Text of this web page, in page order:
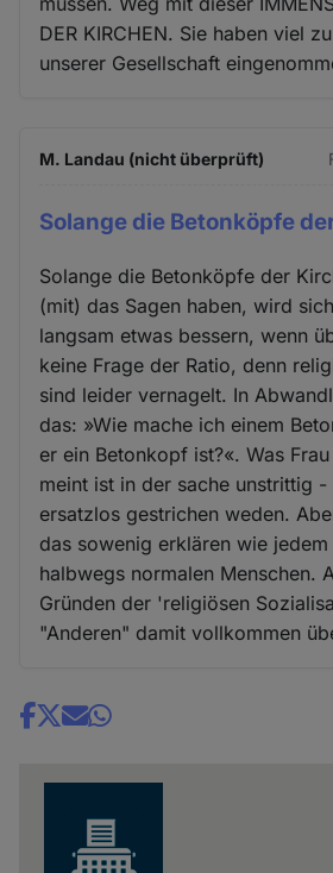
DER KIRCHEN. Sie haben viel
unserer Gesellschaft
M. Landau (nicht überprüft)
Solange die Betonköpfe
Solange die Betonköpfe der
(mit) das Sagen haben, wird
langsam etwas bessern, wenn
keine Frage der Ratio, denn
sind leider vernagelt. In
das: »Wie mache ich einem
er ein Betonkopf ist?«. Was
meint ist in der sache unstrittig -
ersatzlos gestrichen weden.
das sowenig erklären wie jedem
halbwegs normalen Menschen.
Gründen der 'religiösen
"Anderen" damit vollkommen
Share